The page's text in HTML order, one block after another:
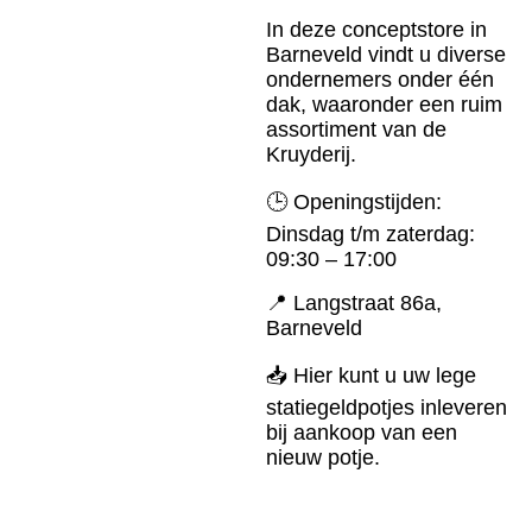
In deze conceptstore in
Barneveld vindt u diverse
ondernemers onder één
dak, waaronder een ruim
assortiment van de
Kruyderij.
🕒 Openingstijden:
Dinsdag t/m zaterdag:
09:30 – 17:00
📍 Langstraat 86a,
Barneveld
📥 Hier kunt u uw lege
statiegeldpotjes inleveren
bij aankoop van een
nieuw potje.